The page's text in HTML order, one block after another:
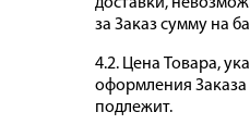
доставки,
за Заказ сумму на
4.2. Цена Товара,
оформления Заказа
подлежит.